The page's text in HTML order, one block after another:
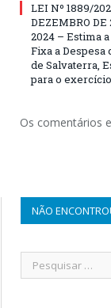
LEI Nº 1889/
DEZEMBRO DE
2024 – Estima
Fixa a Despesa
de Salvaterra,
para o
Os comentários
NÃO